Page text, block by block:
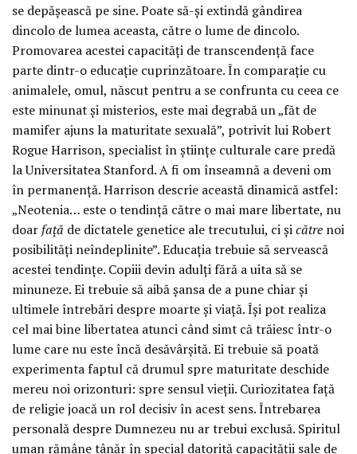
se depășească pe sine. Poate să-și extindă gândirea
dincolo de lumea aceasta, către o lume de dincolo.
Promovarea acestei capacități de transcendență face
parte dintr-o educație cuprinzătoare. În comparație cu
animalele, omul, născut pentru a se confrunta cu ceea ce
este minunat și misterios, este mai degrabă un „făt de
mamifer ajuns la maturitate sexuală”, potrivit lui Robert
Rogue Harrison, specialist în științe culturale care predă
la Universitatea Stanford. A fi om înseamnă a deveni om
în permanență. Harrison descrie această dinamică astfel:
„Neotenia… este o tendință către o mai mare libertate, nu
doar față de dictatele genetice ale trecutului, ci șicătre noi
posibilități neîndeplinite”. Educația trebuie să servească
acestei tendințe. Copiii devin adulți fără a uita să se
minuneze. Ei trebuie să aibă șansa de a pune chiar și
ultimele întrebări despre moarte și viață. Își pot realiza
cel mai bine libertatea atunci când simt că trăiesc într-o
lume care nu este încă desăvârșită. Ei trebuie să poată
experimenta faptul că drumul spre maturitate deschide
mereu noi orizonturi: spre sensul vieții. Curiozitatea față
de religie joacă un rol decisiv în acest sens. Întrebarea
personală despre Dumnezeu nu ar trebui exclusă. Spiritul
uman rămâne tânăr în special datorită capacității sale de